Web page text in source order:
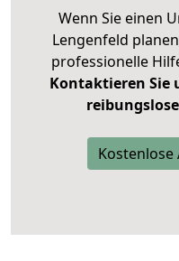
Wenn Sie einen
Lengenfeld
professionelle
Kontaktieren Sie